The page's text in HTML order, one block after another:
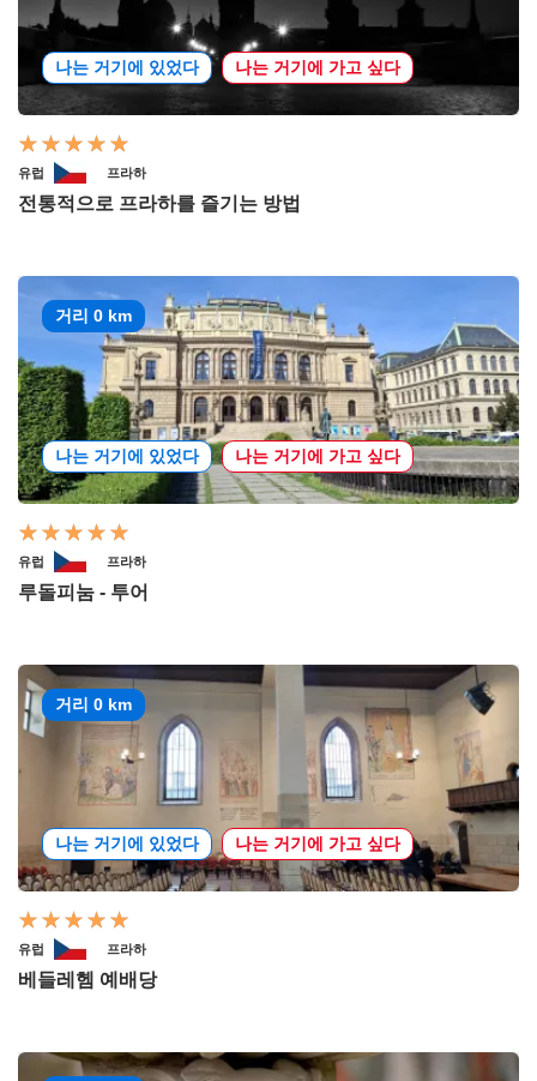
나는 거기에 있었다 나는 거기에 가고 싶다
유럽 프라하
전통적으로 프라하를 즐기는 방법
거리 0 km
나는 거기에 있었다 나는 거기에 가고 싶다
유럽 프라하
루돌피눔 - 투어
거리 0 km
나는 거기에 있었다 나는 거기에 가고 싶다
유럽 프라하
베들레헴 예배당